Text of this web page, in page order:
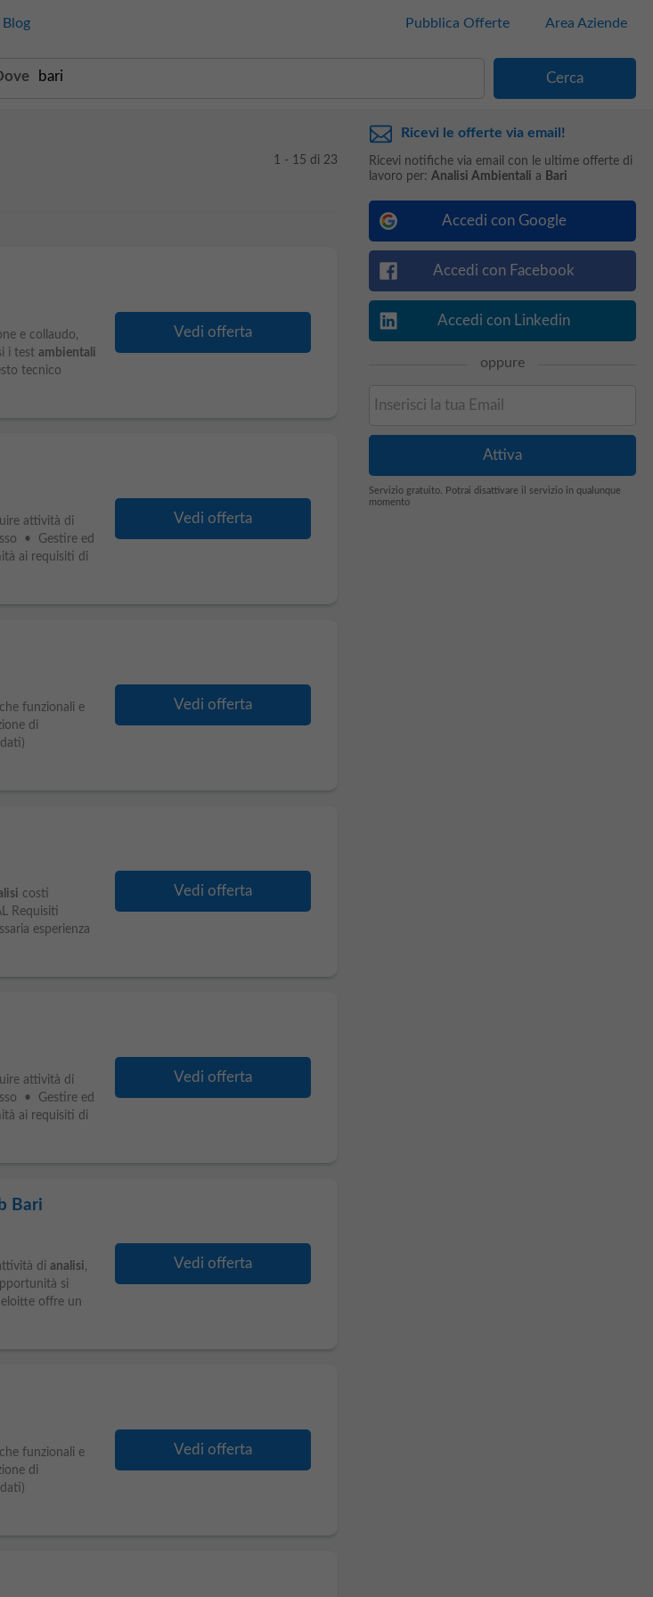
Blog Pubblica Offerte Area Aziende
1 - 15 di 23
e collaudo,
i test ambientali
tecnico
Vedi offerta
attività di
• Gestire ed
ai requisiti di
Vedi offerta
funzionali e
di
Vedi offerta
costi
Requisiti
esperienza
Vedi offerta
attività di
• Gestire ed
ai requisiti di
Vedi offerta
Bari
di analisi,
si
offre un
Vedi offerta
funzionali e
di
Vedi offerta
Ricevi le offerte via email!
Ricevi notifiche via email con le ultime offerte di
lavoro per: Analisi Ambientali a Bari
Accedi con Google
Accedi con Facebook
Accedi con Linkedin
oppure
Servizio gratuito. Potrai disattivare il servizio in qualunque
momento